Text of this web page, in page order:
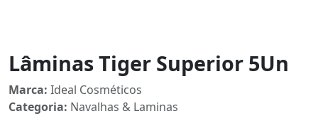
Lâminas Tiger Superior 5Un
Marca: Ideal Cosméticos
Categoria: Navalhas & Laminas